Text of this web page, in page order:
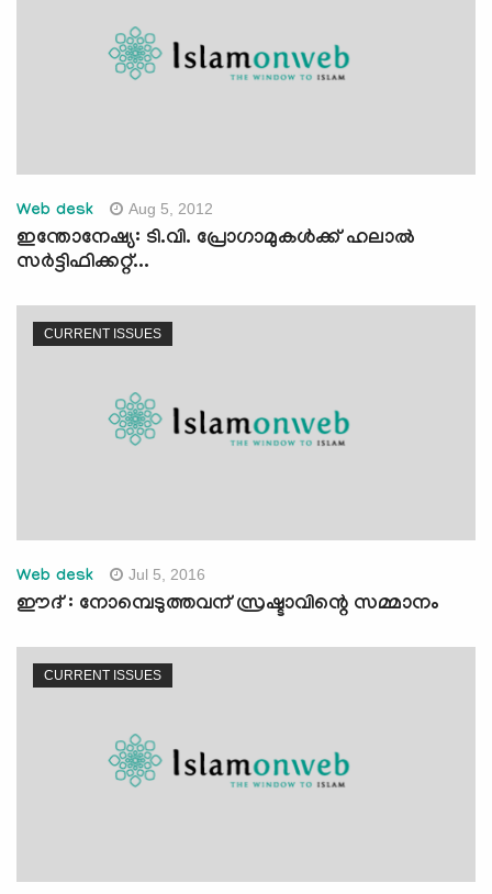
Web desk Aug 5, 2012
ഇന്തോനേഷ്യ: ടി.വി. പ്രോഗാമുകള്‍ക്ക് ഹലാല്‍
സര്‍ട്ടിഫിക്കറ്റ്...
CURRENT ISSUES
Web desk Jul 5, 2016
ഈദ് : നോമ്പെടുത്തവന് സ്രഷ്ടാവിന്റെ സമ്മാനം
CURRENT ISSUES